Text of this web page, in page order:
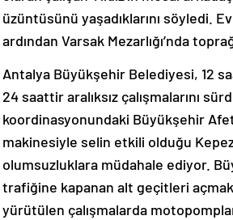
üzüntüsünü yaşadıklarını söyledi.
ardından Varsak Mezarlığı’nda
Antalya Büyükşehir Belediyesi, 12
24 saattir aralıksız çalışmalarını
koordinasyonundaki Büyükşehir
makinesiyle selin etkili olduğu
olumsuzluklara müdahale ediyor.
trafiğine kapanan alt geçitleri
yürütülen çalışmalarda